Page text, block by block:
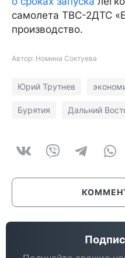
самолета ТВС-2ДТС
производство.
Автор: Номина Соктуева
Юрий Трутнев
Бурятия Дальний